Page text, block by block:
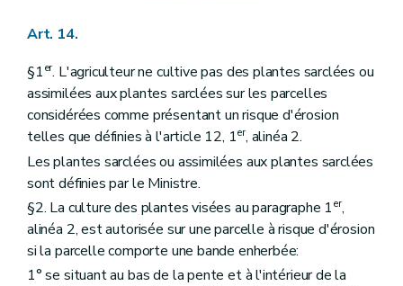
Art. 14.
§1er. L'agriculteur ne cultive pas des plantes sarclées ou
assimilées aux plantes sarclées sur les parcelles
considérées comme présentant un risque d'érosion
telles que définies à l'article 12, 1er, alinéa 2.
Les plantes sarclées ou assimilées aux plantes sarclées
sont définies par le Ministre.
§2. La culture des plantes visées au paragraphe 1er,
alinéa 2, est autorisée sur une parcelle à risque d'érosion
si la parcelle comporte une bande enherbée:
1° se situant au bas de la pente et à l'intérieur de la